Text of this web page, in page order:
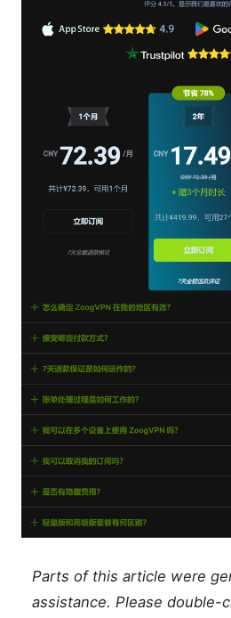
Parts of this article were
assistance. Please double-